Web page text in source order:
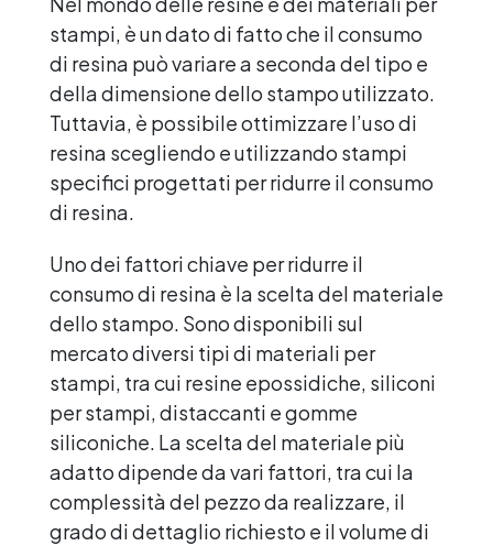
stampi, è un dato di fatto che il consumo
di resina può variare a seconda del tipo e
della dimensione dello stampo utilizzato.
Tuttavia, è possibile ottimizzare l’uso di
resina scegliendo e utilizzando stampi
specifici progettati per ridurre il consumo
di resina.
Uno dei fattori chiave per ridurre il
consumo di resina è la scelta del materiale
dello stampo. Sono disponibili sul
mercato diversi tipi di materiali per
stampi, tra cui resine epossidiche, siliconi
per stampi, distaccanti e gomme
siliconiche. La scelta del materiale più
adatto dipende da vari fattori, tra cui la
complessità del pezzo da realizzare, il
grado di dettaglio richiesto e il volume di